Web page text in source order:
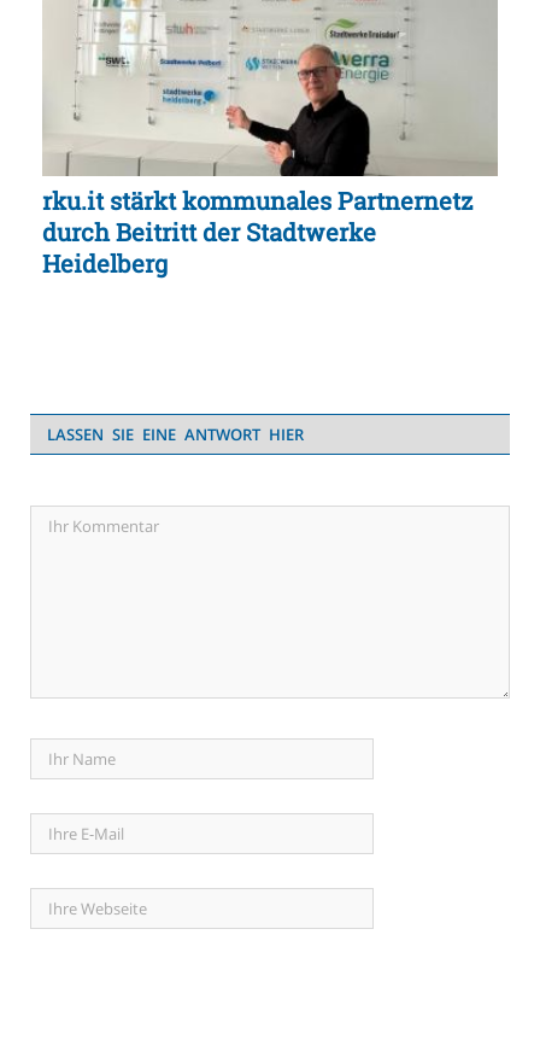
rku.it stärkt kommunales Partnernetz
durch Beitritt der Stadtwerke
Heidelberg
LASSEN SIE EINE ANTWORT HIER